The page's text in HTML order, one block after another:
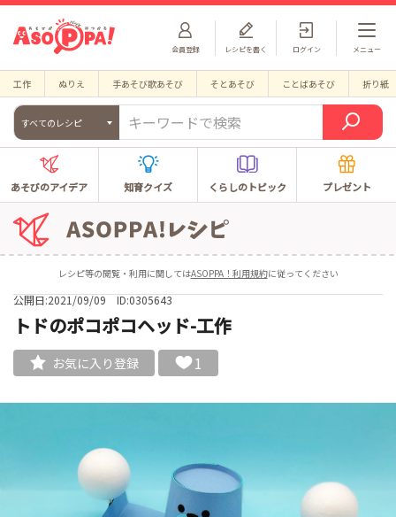
会員登録 ログイン
レシピを書く メニュー
工作 ぬりえ 手あそび歌あそび そとあそび ことばあそび 折り紙
すべてのレシピ
あそびのアイデア 知育クイズ くらしのトピック プレゼント
レシピ等の閲覧・利用に関してはASOPPA！利用規約に従ってください
公開日:2021/09/09 ID:0305643
トドのポコポコヘッド-工作
お気に入り登録 1